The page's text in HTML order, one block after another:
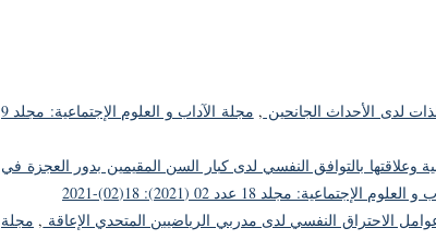
لدى الأحداث الجانحين ,
مجلة الآداب و العلوم الإجتماعية: مجلد 9
وعلاقتها بالتوافق النفسي لدى كبار السن المقيمين بدور العجزة في
الإجتماعية: مجلد 18 عدد 02 (2021): 18(02)-2021
الاحتراق النفسي لدى مدربي الرياضيين المتحدي الإعاقة , مجلة